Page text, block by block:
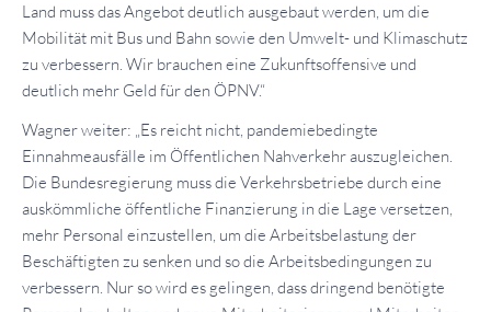
Land muss das Angebot deutlich ausgebaut werden, um die
Mobilität mit Bus und Bahn sowie den Umwelt- und Klimaschutz
zu verbessern. Wir brauchen eine Zukunftsoffensive und
deutlich mehr Geld für den ÖPNV.“
Wagner weiter: „Es reicht nicht, pandemiebedingte
Einnahmeausfälle im Öffentlichen Nahverkehr auszugleichen.
Die Bundesregierung muss die Verkehrsbetriebe durch eine
auskömmliche öffentliche Finanzierung in die Lage versetzen,
mehr Personal einzustellen, um die Arbeitsbelastung der
Beschäftigten zu senken und so die Arbeitsbedingungen zu
verbessern. Nur so wird es gelingen, dass dringend benötigte